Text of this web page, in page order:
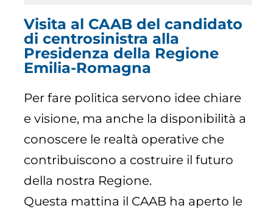
Visita al CAAB del candidato
di centrosinistra alla
Presidenza della Regione
Emilia-Romagna
Per fare politica servono idee chiare
e visione, ma anche la disponibilità a
conoscere le realtà operative che
contribuiscono a costruire il futuro
della nostra Regione.
Questa mattina il CAAB ha aperto le